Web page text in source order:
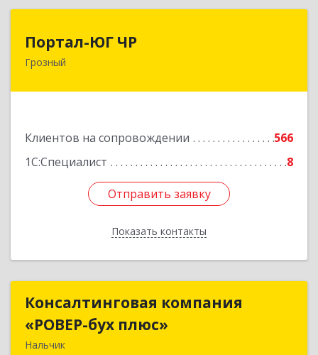
Портал-ЮГ ЧР
Грозный
Клиентов на сопровождении
566
1С:Специалист
8
Отправить заявку
Показать контакты
364906, Чеченская Респ, Грозный г, Путина пр-
Отправить заявку
Назад
Консалтинговая компания
«РОВЕР-бух плюс»
Нальчик
Консалтинговая компания
«РОВЕР-бух плюс»